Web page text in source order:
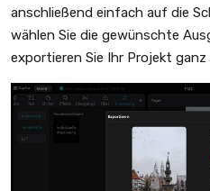
anschließend einfach auf die
wählen Sie die gewünschte
exportieren Sie Ihr Projekt ganz